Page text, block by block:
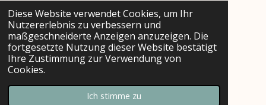
Diese Website verwendet Cookies, um Ihr
Nutzererlebnis zu verbessern und
maßgeschneiderte Anzeigen anzuzeigen. Die
fortgesetzte Nutzung dieser Website bestätigt
Ihre Zustimmung zur Verwendung von
Cookies.
Ich stimme zu
Impressum
AGB
Kaufvertrag widerrufen
Webador